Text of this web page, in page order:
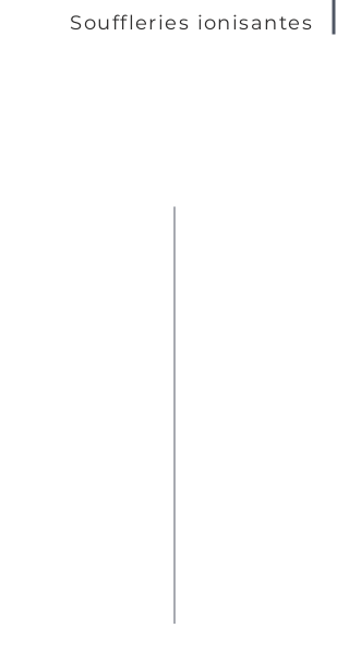
Souffleries ionisantes